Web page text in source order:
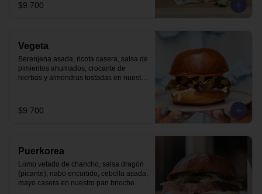
$9.700
Vegeta
Berenjena asada, ricota casera, salsa de
pimientos ahumados, crocante de
hierbas y almendras tostadas en nuestro
$9.700
Puerkorea
Lomo vetado de chancho, salsa dragón
(picante), nabo encurtido, cebolla asada,
mayo casera en nuestro pan brioche.